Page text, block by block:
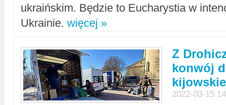
ukraińskim. Będzie to Eucharystia w
Ukrainie. więcej »
Z
konwój
2022-03-15